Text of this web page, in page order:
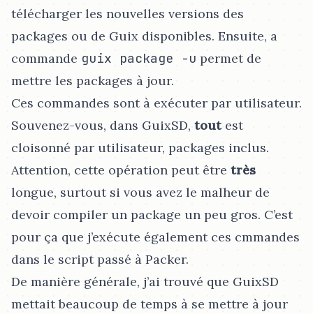
télécharger les nouvelles versions des
packages ou de Guix disponibles. Ensuite, a
commande guix package -u permet de
mettre les packages à jour.
Ces commandes sont à exécuter par utilisateur.
Souvenez-vous, dans GuixSD, toutest
cloisonné par utilisateur, packages inclus.
Attention, cette opération peut être très
longue, surtout si vous avez le malheur de
devoir compiler un package un peu gros. C’est
pour ça que j’exécute également ces cmmandes
dans le script passé à Packer.
De manière générale, j’ai trouvé que GuixSD
mettait beaucoup de temps à se mettre à jour